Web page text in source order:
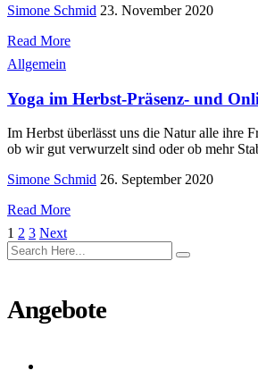
Simone Schmid 23. November 2020
Read More
Allgemein
Yoga im Herbst-Präsenz- und
Im Herbst überlässt uns die Natur alle ihre
ob wir gut verwurzelt sind oder ob mehr
Simone Schmid 26. September 2020
Read More
1 2 3 Next
Angebote